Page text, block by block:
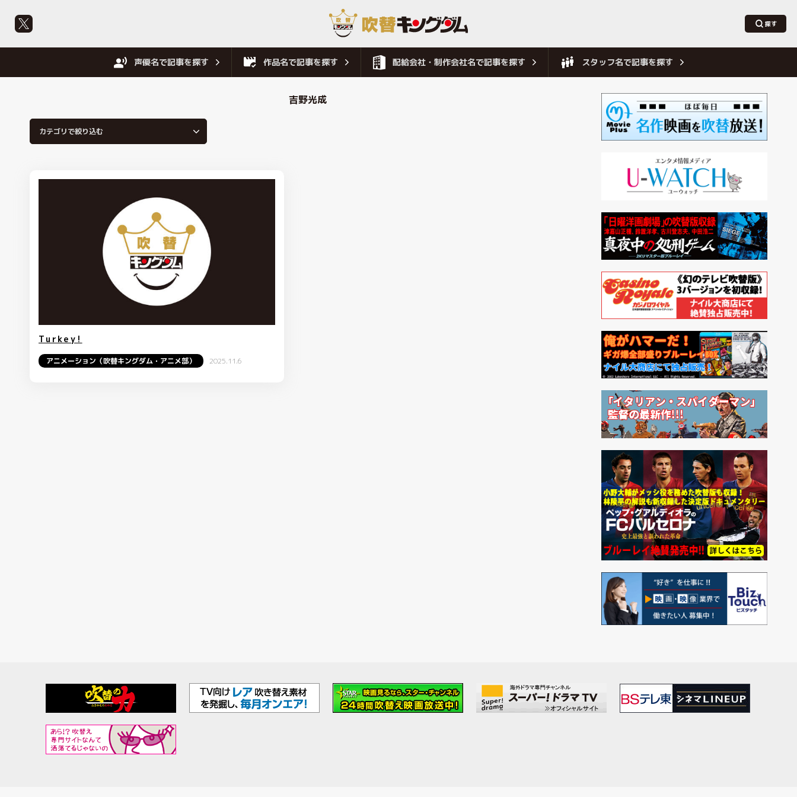
声優名で記事を探す 作品名で記事を探す 配給会社・制作会社名で記事を探す スタッフ名で記事を探す
吉野光成
Turkey!
アニメーション（吹替キングダム・アニメ部） 2025.11.6